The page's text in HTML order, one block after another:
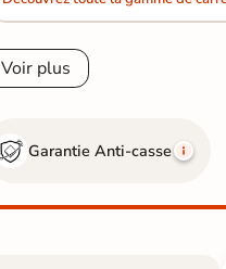
Voir plus
Garantie Anti-casse